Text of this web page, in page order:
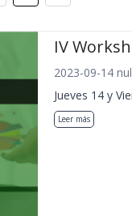
IV
2023-09-14
Jueves 14 y
Leer más